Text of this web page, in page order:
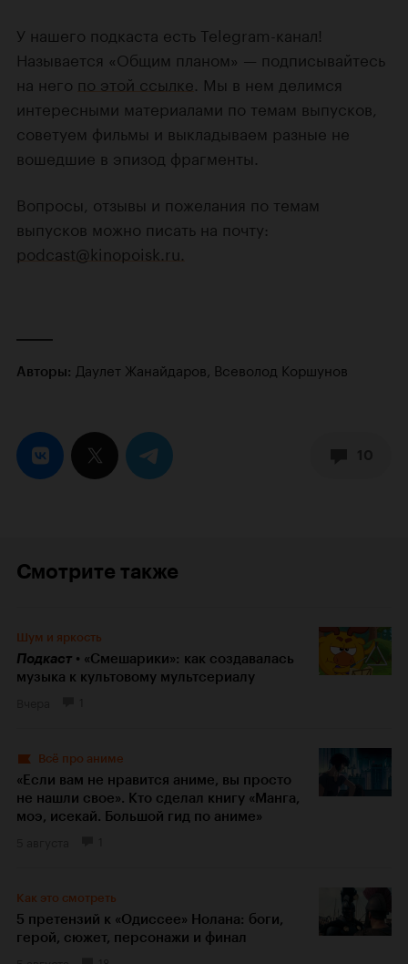
У нашего подкаста есть Telegram-канал!
Называется «Общим планом» — подписывайтесь
на него по этой ссылке . Мы в нем делимся
интересными материалами по темам выпусков,
советуем фильмы и выкладываем разные не
вошедшие в эпизод фрагменты.
Вопросы, отзывы и пожелания по темам
выпусков можно писать на почту:
podcast@kinopoisk.ru.
Авторы: Даулет Жанайдаров, Всеволод Коршунов
Смотрите также
Шум и яркость
Подкаст
«Смешарики»: как создавалась
музыка к культовому мультсериалу
Всё про аниме
«Если вам не нравится аниме, вы просто
не нашли свое». Кто сделал книгу «Манга,
моэ, исекай. Большой гид по аниме»
Как это смотреть
5 претензий к «Одиссее» Нолана: боги,
герой, сюжет, персонажи и финал